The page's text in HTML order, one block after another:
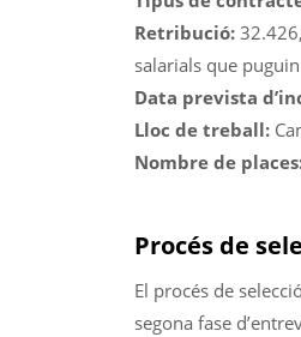
Retribució:
salarials que
Data prevista
Lloc de treball:
Nombre de
Procés de
El procés de
segona fase